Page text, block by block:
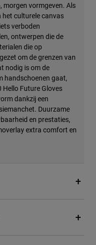
morgen vormgeven. Als
culturele canvas
verboden
ontwerpen die de
die op
om de grenzen van
nodig is om de
handschoenen gaat,
Hello Future Gloves
dankzij een
Duurzame
en prestaties,
extra comfort en